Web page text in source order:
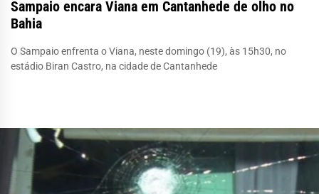
Sampaio encara Viana em Cantanhede de olho no
Bahia
O Sampaio enfrenta o Viana, neste domingo (19), às 15h30, no
estádio Biran Castro, na cidade de Cantanhede